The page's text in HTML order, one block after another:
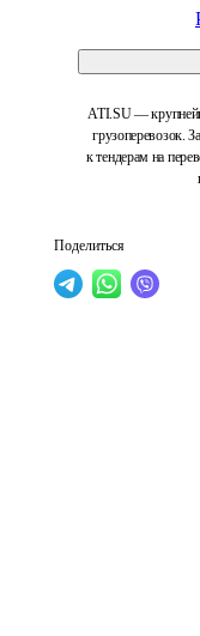
ATI.SU —
грузоперевозок.
к тендерам на
Поделиться